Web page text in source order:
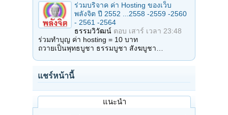
ร่วมบริจาค ค่า Hosting ของเว็บ
พลังจิต ปี 2552 ...2558 -2559 -2560
- 2561 -2564
ธรรมวิวัฒน์ ตอบ เสาร์ เวลา 23:48
ร่วมทำบุญ ค่า hosting = 10 บาท
ถวายเป็นพุทธบูชา ธรรมบูชา สังฆบูชา…
แชร์หน้านี้
แนะนำ